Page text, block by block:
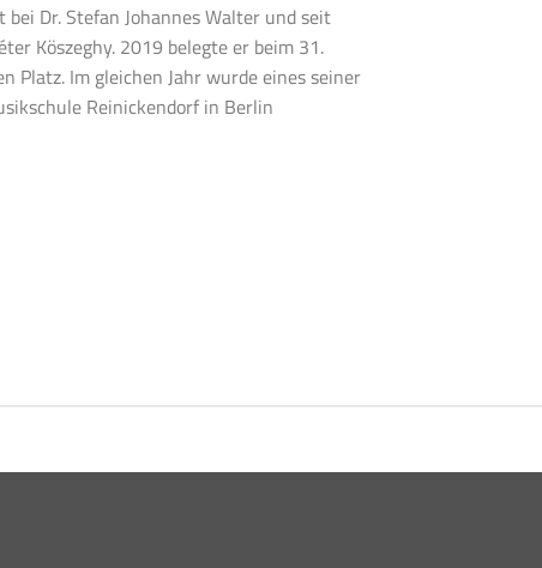
Dr. Stefan Johannes Walter und seit
Köszeghy. 2019 belegte er beim 31.
Platz. Im gleichen Jahr wurde eines seiner
Reinickendorf in Berlin